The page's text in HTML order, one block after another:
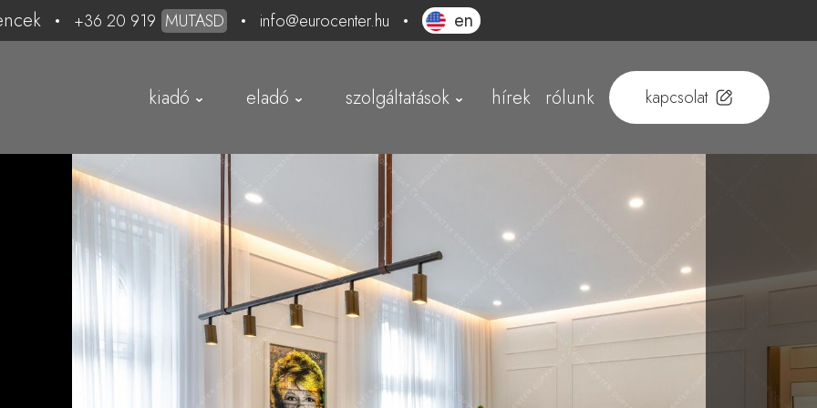
+36 20 919 MUTASD info@eurocenter.hu en
kiadó eladó szolgáltatások hírek rólunk kapcsolat